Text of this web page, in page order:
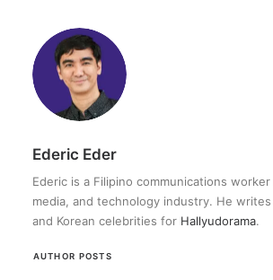
Ederic Eder
Ederic is a Filipino communications
media, and technology industry. He writes
and Korean celebrities for Hallyudorama.
AUTHOR POSTS